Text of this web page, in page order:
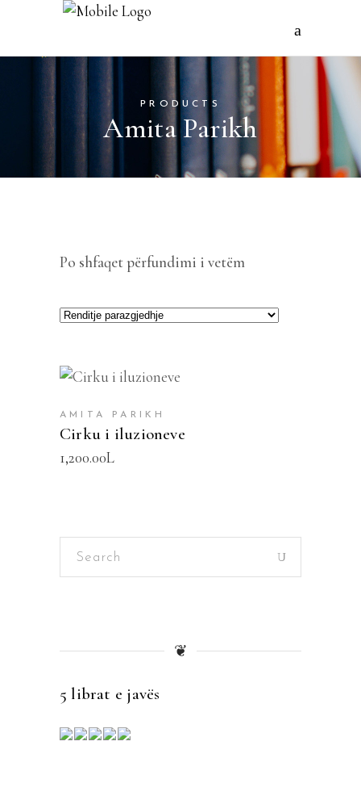
PRODUCTS
Amita Parikh
Po shfaqet përfundimi i vetëm
AMITA PARIKH
Cirku i iluzioneve
1,200.00L
Search
❦
5 librat e javës